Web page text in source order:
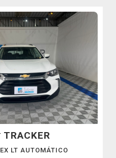
TRACKER
LT AUTOMÁTICO